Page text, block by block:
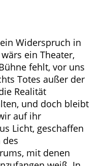
Widerspruch in
ein Theater,
fehlt, vor uns
Totes außer der
Realität
und doch bleibt
auf ihr
Licht, geschaffen
des
mit denen